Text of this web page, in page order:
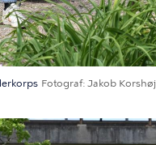
Fotograf Jakob Korshøj